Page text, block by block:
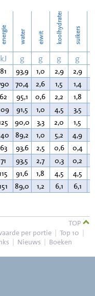
45
energie water eiwit koolhydraten suikers
kJ g g g g
81 93,9 1,0 2,9 2,9
70,4 2,6 1,5 1,4
62 95,1 0,6 2,2 1,8
91,5 1,0 4,5 3,5
90,0 3,3 2,0 1,5
89,2 1,0 5,2 4,9
63 93,6 2,5 0,6 0,4
71 93,5 2,7 0,3 0,2
91,6 1,8 4,5 4,5
89,0 1,2 6,1 6,1
TOP
per portie | Top 10 |
| Nieuws | Boeken